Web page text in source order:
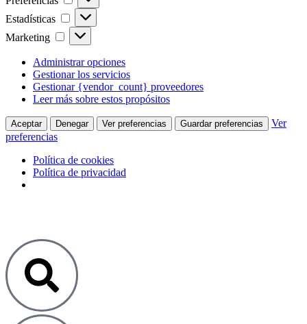
Estadísticas
Marketing
Administrar opciones
Gestionar los servicios
Gestionar {vendor_count} proveedores
Leer más sobre estos propósitos
Aceptar Denegar Ver preferencias Guardar preferencias
Ver
preferencias
Política de cookies
Política de privacidad